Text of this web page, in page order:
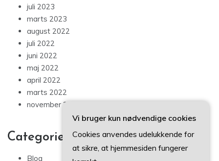
juli 2023
marts 2023
august 2022
juli 2022
juni 2022
maj 2022
april 2022
marts 2022
november 2021
Categories
Blog
Vi bruger kun nødvendige cookies
Cookies anvendes udelukkende for
at sikre, at hjemmesiden fungerer